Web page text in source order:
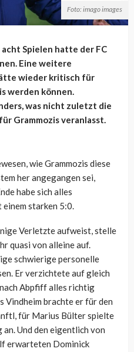
Foto: imago images
Spielen hatte der FC
Eine weitere
wieder kritisch für
werden können.
was nicht zuletzt die
Grammozis veranlasst.
wie Grammozis diese
her angegangen sei,
habe sich alles
einem starken 5:0.
Verletzte aufweist, stelle
quasi von alleine auf.
schwierige personelle
Er verzichtete auf gleich
Abpfiff alles richtig
Vindheim brachte er für den
für Marius Bülter spielte
Und den eigentlich von
erwarteten Dominick